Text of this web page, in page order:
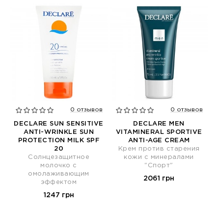
0 отзывов
DECLARE SUN SENSITIVE
ANTI-WRINKLE SUN
PROTECTION MILK SPF
20
Солнцезащитное
молочко с
омолаживающим
эффектом
1247 грн
0 отзывов
DECLARE MEN
VITAMINERAL SPORTIVE
ANTI-AGE CREAM
Крем против старения
кожи с минералами
"Спорт"
2061 грн